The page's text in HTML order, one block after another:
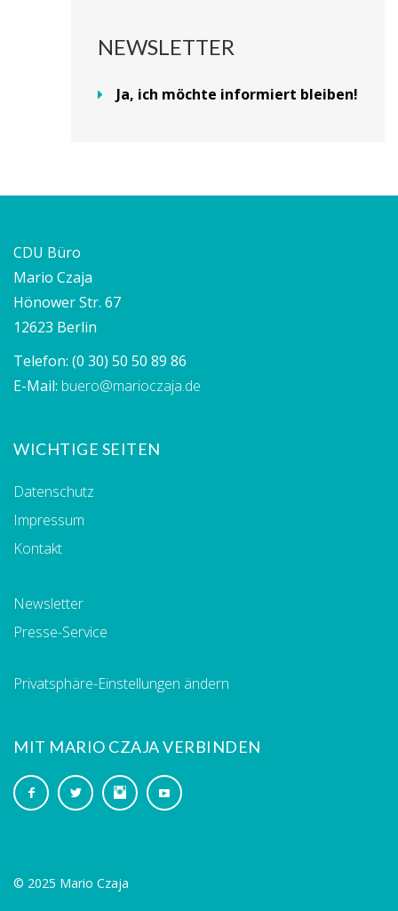
NEWSLETTER
Ja, ich möchte informiert bleiben!
CDU Büro
Mario Czaja
Hönower Str. 67
12623 Berlin
Telefon: (0 30) 50 50 89 86
E-Mail: buero@marioczaja.de
WICHTIGE SEITEN
Datenschutz
Impressum
Kontakt
Newsletter
Presse-Service
Privatsphäre-Einstellungen ändern
MIT MARIO CZAJA VERBINDEN
© 2025 Mario Czaja